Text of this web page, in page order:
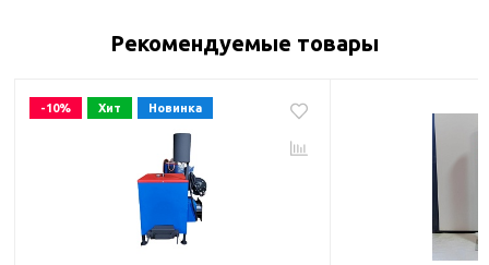
Рекомендуемые товары
-10% Хит Новинка